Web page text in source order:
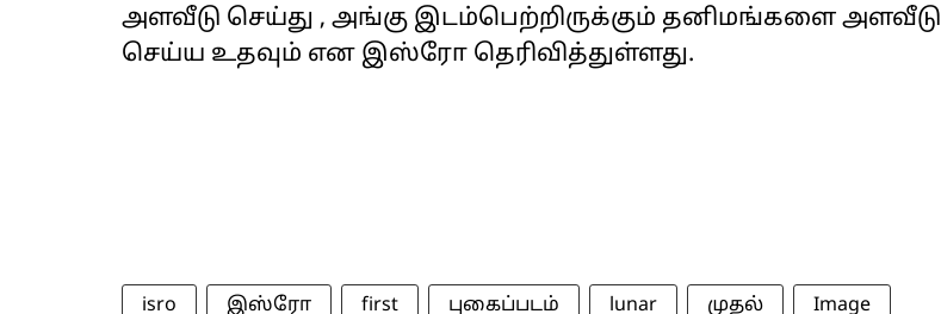
அளவீடு செய்து , அங்கு இடம்பெற்றிருக்கும் தனிமங்களை அளவீடு
செய்ய உதவும் என இஸ்ரோ தெரிவித்துள்ளது.
isro இஸ்ரோ first புகைப்படம் lunar முதல் Image